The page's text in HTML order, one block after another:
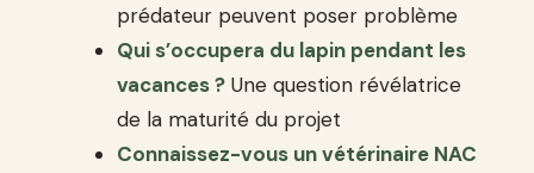
prédateur peuvent poser problème
Qui s’occupera du lapin pendant les
vacances ? Une question révélatrice
de la maturité du projet
Connaissez-vous un vétérinaire NAC